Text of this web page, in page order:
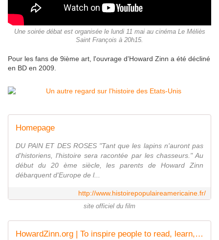
Une soirée débat est organisée le lundi 11 mai au cinéma Le Méliès
Saint François à 20h15.
Pour les fans de 9ième art, l'ouvrage d'Howard Zinn a été décliné
en BD en 2009.
Homepage
DU PAIN ET DES ROSES "Tant que les lapins n'auront pas
d'historiens, l'histoire sera racontée par les chasseurs." Au
début du 20 ème siècle, les parents de Howard Zinn
débarquent d'Europe de l...
http://www.histoirepopulaireamericaine.fr/
site officiel du film
HowardZinn.org | To inspire people to read, learn, and make history.